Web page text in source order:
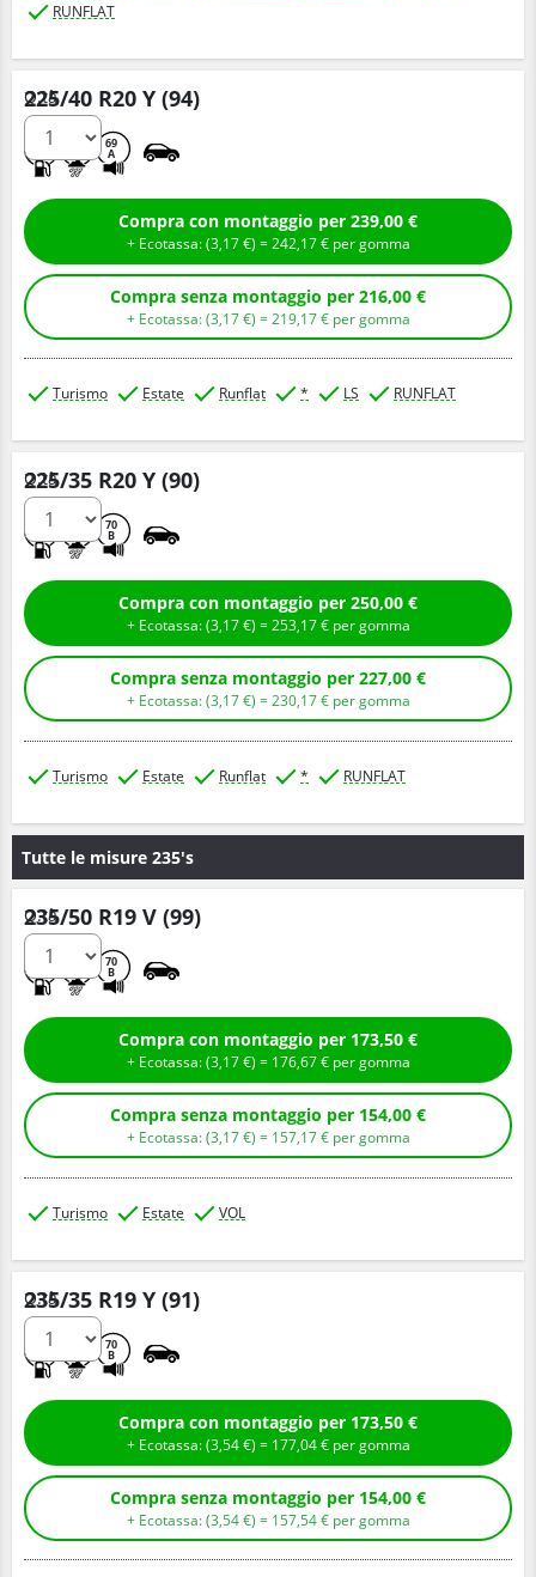
RUNFLAT
225/40 R20 Y (94)
69
A
Q.tà
Compra con montaggio per 239,00 €
+ Ecotassa: (3,17€ ) =242,17€ per gomma
Compra senza montaggio per 216,00 €
+ Ecotassa: (3,17€ ) =219,17€ per gomma
Turismo Estate Runflat * LS RUNFLAT
225/35 R20 Y (90)
70
B
Q.tà
Compra con montaggio per 250,00 €
+ Ecotassa: (3,17€ ) =253,17€ per gomma
Compra senza montaggio per 227,00 €
+ Ecotassa: (3,17€ ) =230,17€ per gomma
Turismo Estate Runflat * RUNFLAT
Tutte le misure 235's
235/50 R19 V (99)
70
B
Q.tà
Compra con montaggio per 173,50 €
+ Ecotassa: (3,17€ ) = 176,67€ per gomma
Compra senza montaggio per 154,00 €
+ Ecotassa: (3,17€ ) = 157,17€ per gomma
Turismo Estate VOL
235/35 R19 Y (91)
70
B
Q.tà
Compra con montaggio per 173,50 €
+ Ecotassa: (3,54€ ) = 177,04€ per gomma
Compra senza montaggio per 154,00 €
+ Ecotassa: (3,54€ ) = 157,54€ per gomma